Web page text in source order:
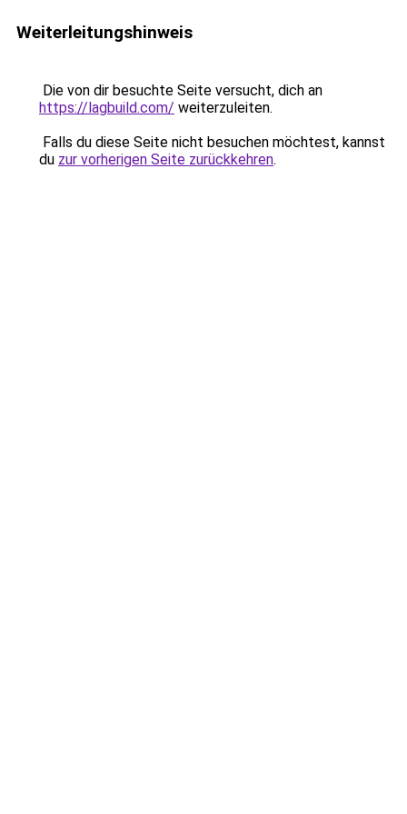
Weiterleitungshinweis
Die von dir besuchte Seite versucht, dich an
https://lagbuild.com/ weiterzuleiten.
Falls du diese Seite nicht besuchen möchtest, kannst
du zur vorherigen Seite zurückkehren.